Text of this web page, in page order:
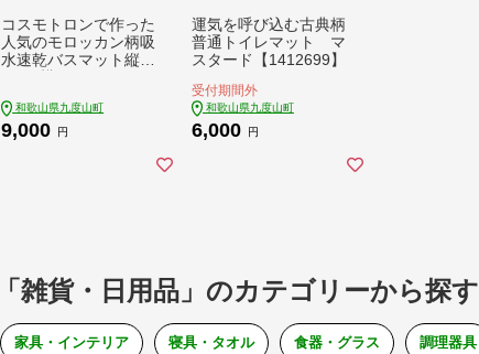
コスモトロンで作った
人気のモロッカン柄吸
水速乾バスマット縦4
和歌山県九度山町
9,000 円
運気を呼び込む古典柄
普通トイレマット マ
スタード【1412699】
受付期間外
和歌山県九度山町
6,000 円
「雑貨・日用品」のカテゴリーから探す
家具・インテリア 寝具・タオル 食器・グラス 調理器具